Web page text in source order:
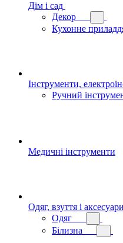
Дім і сад
Декор
Кухонне
Інструменти,
Ручний
Медичні інструменти
Одяг, взуття і аксесуари
Одяг
Білизна